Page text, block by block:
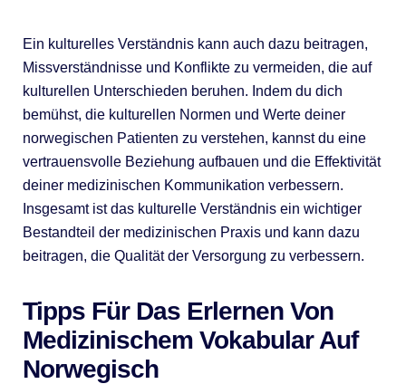
Ein kulturelles Verständnis kann auch dazu beitragen,
Missverständnisse und Konflikte zu vermeiden, die auf
kulturellen Unterschieden beruhen. Indem du dich
bemühst, die kulturellen Normen und Werte deiner
norwegischen Patienten zu verstehen, kannst du eine
vertrauensvolle Beziehung aufbauen und die Effektivität
deiner medizinischen Kommunikation verbessern.
Insgesamt ist das kulturelle Verständnis ein wichtiger
Bestandteil der medizinischen Praxis und kann dazu
beitragen, die Qualität der Versorgung zu verbessern.
Tipps Für Das Erlernen Von
Medizinischem Vokabular Auf
Norwegisch